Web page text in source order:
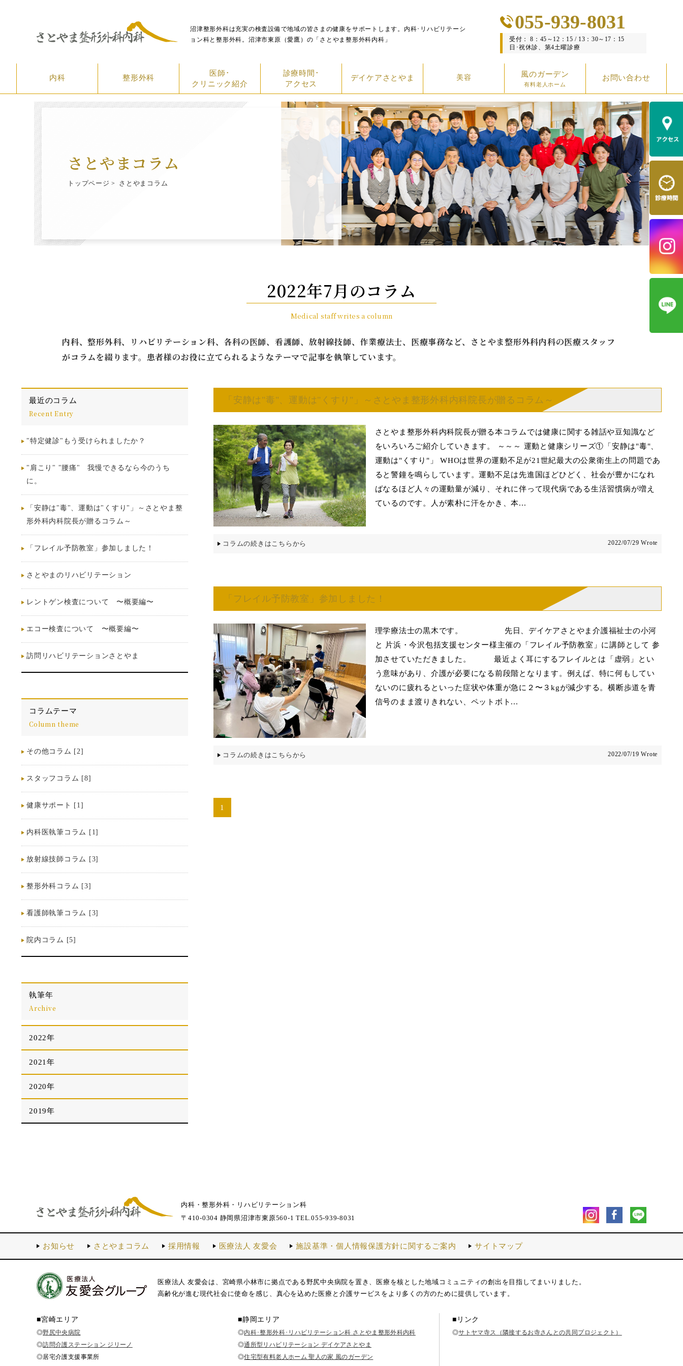
沼津整形外科は充実の検査設備で地域の皆さまの健康をサポートします。内科･リハビリテーシ
ョン科と整形外科。沼津市東原（愛鷹）の「さとやま整形外科内科」
055-939-8031
受付： 8：45～12：15 / 13：30～17：15
日･祝休診、第4土曜診療
内科 整形外科
医師･
クリニック紹介
診療時間･
アクセス
デイケアさとやま 美容 風のガーデン
有料老人ホーム
お問い合わせ
さとやまコラム
トップページ さとやまコラム
2022年7月のコラム
Medical staff writes a column
内科、整形外科、リハビリテーション科、各科の医師、看護師、放射線技師、作業療法士、医療事務など、さとやま整形外科内科の医療スタッフ
がコラムを綴ります。患者様のお役に立てられるようなテーマで記事を執筆しています。
最近のコラム
Recent Entry
"特定健診"もう受けられましたか？
"肩こり" "腰痛" 我慢できるなら今のうち
に。
「安静は"毒"、運動は"くすり"」～さとやま整
形外科内科院長が贈るコラム～
「フレイル予防教室」参加しました！
さとやまのリハビリテーション
レントゲン検査について 〜概要編〜
エコー検査について 〜概要編〜
訪問リハビリテーションさとやま
コラムテーマ
Column theme
その他コラム [2]
スタッフコラム [8]
健康サポート [1]
内科医執筆コラム [1]
放射線技師コラム [3]
整形外科コラム [3]
看護師執筆コラム [3]
院内コラム [5]
執筆年
Archive
2022年
2021年
2020年
2019年
「安静は"毒"、運動は"くすり"」～さとやま整形外科内科院長が贈るコラム～
さとやま整形外科内科院長が贈る本コラムでは健康に関する雑話や豆知識など
をいろいろご紹介していきます。 ～～～ 運動と健康シリーズ①「安静は"毒"、
運動は"くすり"」 WHOは世界の運動不足が21世紀最大の公衆衛生上の問題であ
ると警鐘を鳴らしています。運動不足は先進国ほどひどく、社会が豊かになれ
ばなるほど人々の運動量が減り、それに伴って現代病である生活習慣病が増え
ているのです。人が素朴に汗をかき、本...
コラムの続きはこちらから 2022/07/29 Wrote
「フレイル予防教室」参加しました！
理学療法士の黒木です。 先日、デイケアさとやま介護福祉士の小河
と 片浜・今沢包括支援センター様主催の「フレイル予防教室」に講師として 参
加させていただきました。 最近よく耳にするフレイルとは「虚弱」とい
う意味があり、介護が必要になる前段階となります。例えば、特に何もしてい
ないのに疲れるといった症状や体重が急に２〜３kgが減少する。横断歩道を青
信号のまま渡りきれない、ペットボト...
コラムの続きはこちらから 2022/07/19 Wrote
1
内科・整形外科・リハビリテーション科
〒410-0304 静岡県沼津市東原560-1 TEL.055-939-8031
お知らせ さとやまコラム 採用情報 医療法人 友愛会 施設基準・個人情報保護方針に関するご案内 サイトマップ
医療法人 友愛会は、宮崎県小林市に拠点である野尻中央病院を置き、医療を核とした地域コミュニティの創出を目指してまいりました。
高齢化が進む現代社会に使命を感じ、真心を込めた医療と介護サービスをより多くの方のために提供しています。
■宮崎エリア
◎野尻中央病院
◎訪問介護ステーション ジリーノ
◎居宅介護支援事業所
■静岡エリア
◎内科･整形外科･リハビリテーション科 さとやま整形外科内科
◎通所型リハビリテーション デイケアさとやま
◎住宅型有料老人ホーム 聖人の家 風のガーデン
■リンク
◎サトヤマ寺ス（隣接するお寺さんとの共同プロジェクト）